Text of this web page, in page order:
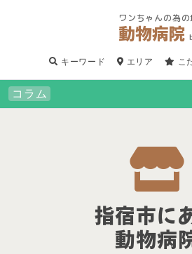
ワンちゃんの為
動物病院
キーワード エリア こ
コラム
指宿市に
動物病